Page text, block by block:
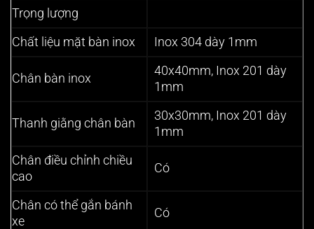
Trọng lượng
Chất liệu mặt bàn inox Inox 304 dày 1mm
Chân bàn inox
40x40mm, Inox 201 dày
1mm
Thanh giằng chân bàn
30x30mm, Inox 201 dày
1mm
Chân điều chỉnh chiều
cao
Có
Chân có thể gắn bánh
xe
Có